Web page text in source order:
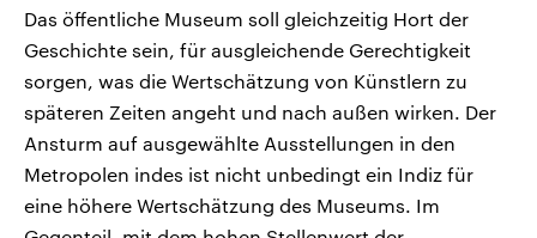
Das öffentliche Museum soll gleichzeitig Hort der
Geschichte sein, für ausgleichende Gerechtigkeit
sorgen, was die Wertschätzung von Künstlern zu
späteren Zeiten angeht und nach außen wirken. Der
Ansturm auf ausgewählte Ausstellungen in den
Metropolen indes ist nicht unbedingt ein Indiz für
eine höhere Wertschätzung des Museums. Im